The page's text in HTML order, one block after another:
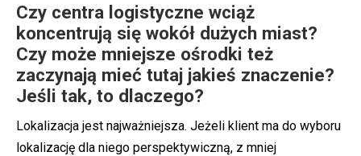
Czy centra logistyczne wciąż
koncentrują się wokół dużych miast?
Czy może mniejsze ośrodki też
zaczynają mieć tutaj jakieś znaczenie?
Jeśli tak, to dlaczego?
Lokalizacja jest najważniejsza. Jeżeli klient ma do wyboru
lokalizację dla niego perspektywiczną, z mniej